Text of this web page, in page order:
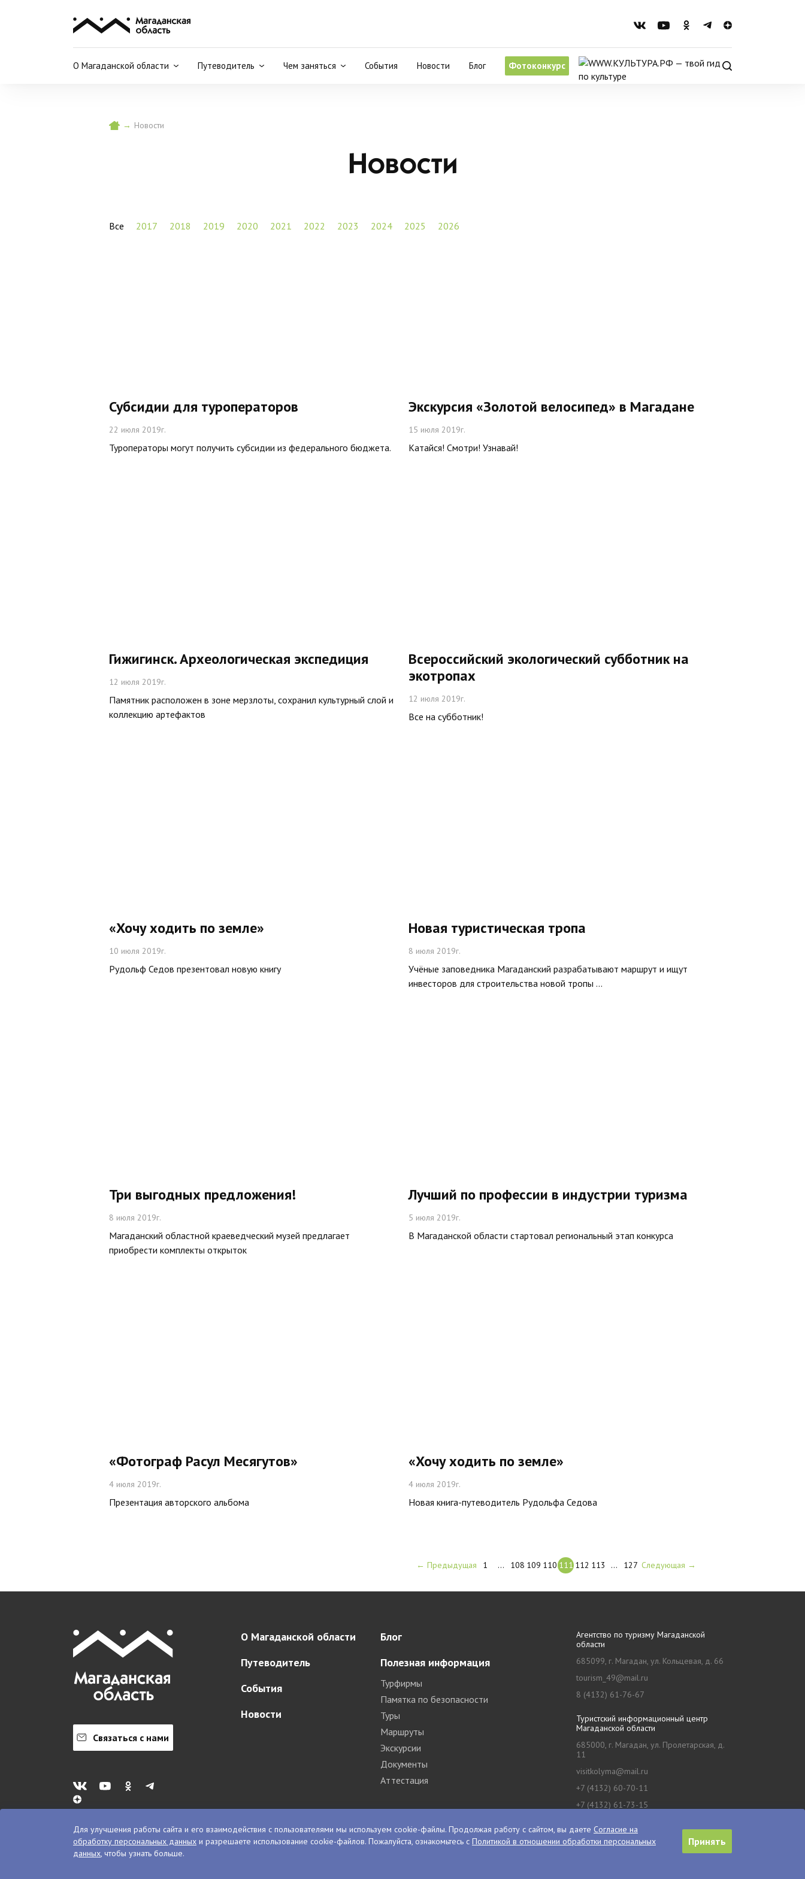
О Магаданской области Путеводитель Чем заняться События Новости Блог Фотоконкурс
→ Новости
Новости
Все 2017 2018 2019 2020 2021 2022 2023 2024 2025 2026
Субсидии для туроператоров
22 июля 2019г.
Туроператоры могут получить субсидии из федерального бюджета.
Экскурсия «Золотой велосипед» в Магадане
15 июля 2019г.
Катайся! Смотри! Узнавай!
Гижигинск. Археологическая экспедиция
12 июля 2019г.
Памятник расположен в зоне мерзлоты, сохранил культурный слой и
коллекцию артефактов
Всероссийский экологический субботник на
экотропах
12 июля 2019г.
Все на субботник!
«Хочу ходить по земле»
10 июля 2019г.
Рудольф Седов презентовал новую книгу
Новая туристическая тропа
8 июля 2019г.
Учёные заповедника Магаданский разрабатывают маршрут и ищут
инвесторов для строительства новой тропы ...
Три выгодных предложения!
8 июля 2019г.
Магаданский областной краеведческий музей предлагает
приобрести комплекты открыток
Лучший по профессии в индустрии туризма
5 июля 2019г.
В Магаданской области стартовал региональный этап конкурса
«Фотограф Расул Месягутов»
4 июля 2019г.
Презентация авторского альбома
«Хочу ходить по земле»
4 июля 2019г.
Новая книга-путеводитель Рудольфа Седова
← Предыдущая 1 … 108 109 110111 112 113 … 127 Следующая →
Связаться с нами
О Магаданской области
Путеводитель
События
Новости
Блог
Полезная информация
Турфирмы
Памятка по безопасности
Туры
Маршруты
Экскурсии
Документы
Аттестация
Агентство по туризму Магаданской
области
685099, г. Магадан, ул. Кольцевая, д. 66
tourism_49@mail.ru
8 (4132) 61-76-67
Туристский информационный центр
Магаданской области
685000, г. Магадан, ул. Пролетарская, д.
11
visitkolyma@mail.ru
+7 (4132) 60-70-11
+7 (4132) 61-73-15
© VisitKolyma, 2026 Сделано вPressPass
Для улучшения работы сайта и его взаимодействия с пользователями мы используем cookie-файлы. Продолжая работу с сайтом, вы даете Согласие на
обработку персональных данных и разрешаете использование cookie-файлов. Пожалуйста, ознакомьтесь с Политикой в отношении обработки персональных
данных, чтобы узнать больше.
Принять